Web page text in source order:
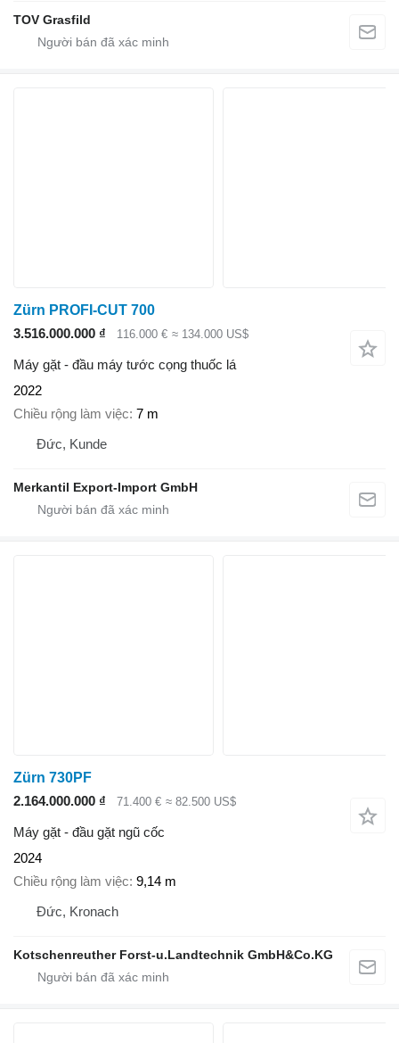
TOV Grasfild
Zürn PROFI-CUT 700
3.516.000.000 ₫
116.000 € ≈ 134.000 US$
Máy gặt - đầu máy tước cọng thuốc lá
2022
Chiều rộng làm việc 7 m
Đức, Kunde
Merkantil Export-Import GmbH
Zürn 730PF
2.164.000.000 ₫
71.400 € ≈ 82.500 US$
Máy gặt - đầu gặt ngũ cốc
2024
Chiều rộng làm việc 9,14 m
Đức, Kronach
Kotschenreuther Forst-u.Landtechnik GmbH&Co.KG